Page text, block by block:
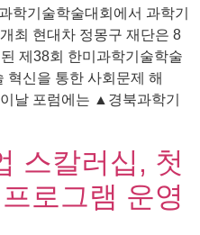
학기술학술대회에서 과학기
최 현대차 정몽구 재단은 8
제38회 한미과학기술학술
혁신을 통한 사회문제 해
날 포럼에는 ▲경북과학기
스칼러십, 첫
로그램 운영